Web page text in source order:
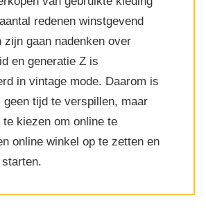
redenen winstgevend
zijn gaan nadenken over
en generatie Z is
in vintage mode. Daarom is
geen tijd te verspillen, maar
kiezen om online te
online winkel op te zetten en